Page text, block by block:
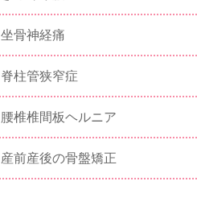
坐骨神経痛
脊柱管狭窄症
腰椎椎間板ヘルニア
産前産後の骨盤矯正